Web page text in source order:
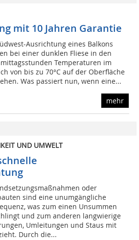
mit 10 Jahren Garantie
Ausrichtung eines Balkons
bei einer dunklen Fliese in den
Temperaturen im
von bis zu 70°C auf der Oberfläche
Was passiert nun, wenn eine...
mehr
UND UMWELT
oder
sind eine unumgängliche
was zum einen Unsummen
und zum anderen langwierige
Umleitungen und Staus mit
Durch die...